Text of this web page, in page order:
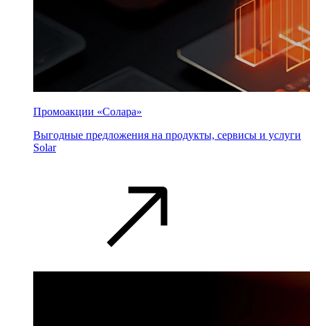
Промоакции «Солара»
Выгодные предложения на продукты, сервисы и услуги
Solar